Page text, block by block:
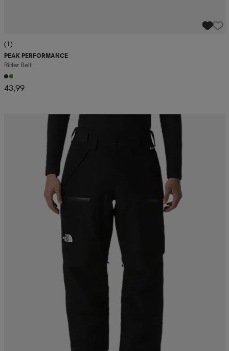
(1)
PEAK PERFORMANCE
Rider Belt
43,99